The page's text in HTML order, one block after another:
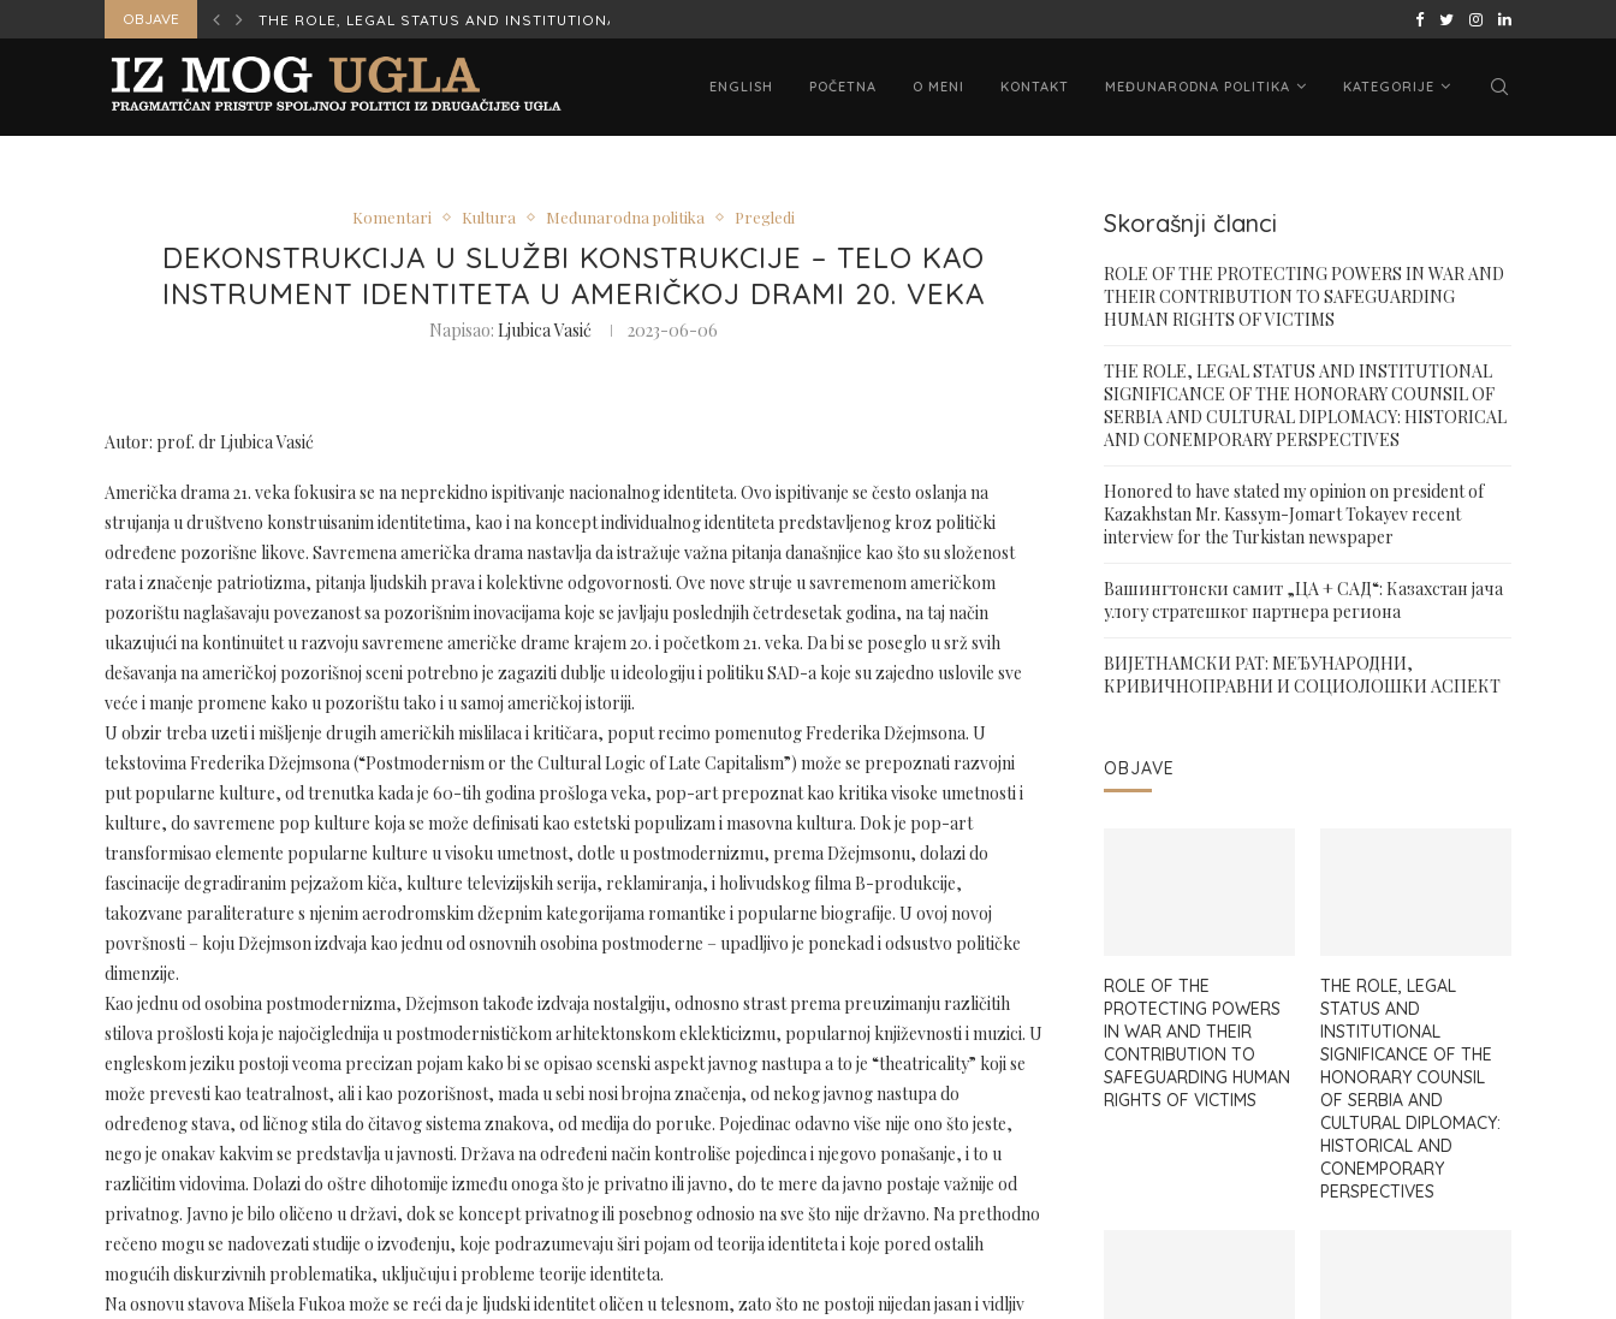
OBJAVE
SIGNIFICANCE OF...HONORED TO HAVE STATED MY OPINION ON PRESIDENT... ВИЈЕТНАМСКИ РАТ: МЕЂУНАРОДНИ,
ENGLISH POČETNA O MENI KONTAKT MEĐUNARODNA POLITIKA KATEGORIJE
Komentari Kultura Međunarodna politika Pregledi
DEKONSTRUKCIJA U SLUŽBI KONSTRUKCIJE – TELO KAO
INSTRUMENT IDENTITETA U AMERIČKOJ DRAMI 20. VEKA
Napisao:Ljubica Vasić 2023-06-06
Autor: prof. dr Ljubica Vasić
Američka drama 21. veka fokusira se na neprekidno ispitivanje nacionalnog identiteta. Ovo ispitivanje se često oslanja na
strujanja u društveno konstruisanim identitetima, kao i na koncept individualnog identiteta predstavljenog kroz politički
određene pozorišne likove. Savremena američka drama nastavlja da istražuje važna pitanja današnjice kao što su složenost
rata i značenje patriotizma, pitanja ljudskih prava i kolektivne odgovornosti. Ove nove struje u savremenom američkom
pozorištu naglašavaju povezanost sa pozorišnim inovacijama koje se javljaju poslednjih četrdesetak godina, na taj način
ukazujući na kontinuitet u razvoju savremene američke drame krajem 20. i početkom 21. veka. Da bi se poseglo u srž svih
dešavanja na američkoj pozorišnoj sceni potrebno je zagaziti dublje u ideologiju i politiku SAD-a koje su zajedno uslovile sve
veće i manje promene kako u pozorištu tako i u samoj američkoj istoriji.
U obzir treba uzeti i mišljenje drugih američkih mislilaca i kritičara, poput recimo pomenutog Frederika Džejmsona. U
tekstovima Frederika Džejmsona (“Postmodernism or the Cultural Logic of Late Capitalism”) može se prepoznati razvojni
put popularne kulture, od trenutka kada je 60-tih godina prošloga veka, pop-art prepoznat kao kritika visoke umetnosti i
kulture, do savremene pop kulture koja se može definisati kao estetski populizam i masovna kultura. Dok je pop-art
transformisao elemente popularne kulture u visoku umetnost, dotle u postmodernizmu, prema Džejmsonu, dolazi do
fascinacije degradiranim pejzažom kiča, kulture televizijskih serija, reklamiranja, i holivudskog filma B-produkcije,
takozvane paraliterature s njenim aerodromskim džepnim kategorijama romantike i popularne biografije. U ovoj novoj
površnosti – koju Džejmson izdvaja kao jednu od osnovnih osobina postmoderne – upadljivo je ponekad i odsustvo političke
dimenzije.
Kao jednu od osobina postmodernizma, Džejmson takođe izdvaja nostalgiju, odnosno strast prema preuzimanju različitih
stilova prošlosti koja je najočiglednija u postmodernističkom arhitektonskom eklekticizmu, popularnoj književnosti i muzici. U
engleskom jeziku postoji veoma precizan pojam kako bi se opisao scenski aspekt javnog nastupa a to je “theatricality” koji se
može prevesti kao teatralnost, ali i kao pozorišnost, mada u sebi nosi brojna značenja, od nekog javnog nastupa do
određenog stava, od ličnog stila do čitavog sistema znakova, od medija do poruke. Pojedinac odavno više nije ono što jeste,
nego je onakav kakvim se predstavlja u javnosti. Država na određeni način kontroliše pojedinca i njegovo ponašanje, i to u
različitim vidovima. Dolazi do oštre dihotomije između onoga što je privatno ili javno, do te mere da javno postaje važnije od
privatnog. Javno je bilo oličeno u državi, dok se koncept privatnog ili posebnog odnosio na sve što nije državno. Na prethodno
rečeno mogu se nadovezati studije o izvođenju, koje podrazumevaju širi pojam od teorija identiteta i koje pored ostalih
mogućih diskurzivnih problematika, uključuju i probleme teorije identiteta.
Na osnovu stavova Mišela Fukoa može se reći da je ljudski identitet oličen u telesnom, zato što ne postoji nijedan jasan i vidljiv
Skorašnji članci
ROLE OF THE PROTECTING POWERS IN WAR AND
THEIR CONTRIBUTION TO SAFEGUARDING
HUMAN RIGHTS OF VICTIMS
THE ROLE, LEGAL STATUS AND INSTITUTIONAL
SIGNIFICANCE OF THE HONORARY COUNSIL OF
SERBIA AND CULTURAL DIPLOMACY: HISTORICAL
AND CONEMPORARY PERSPECTIVES
Honored to have stated my opinion on president of
Kazakhstan Mr. Kassym-Jomart Tokayev recent
interview for the Turkistan newspaper
Вашингтонски самит „ЦА + САД“: Казахстан јача
улогу стратешког партнера региона
ВИЈЕТНАМСКИ РАТ: МЕЂУНАРОДНИ,
КРИВИЧНОПРАВНИ И СОЦИОЛОШКИ АСПЕКТ
OBJAVE
ROLE OF THE
PROTECTING POWERS
IN WAR AND THEIR
CONTRIBUTION TO
SAFEGUARDING HUMAN
RIGHTS OF VICTIMS
THE ROLE, LEGAL
STATUS AND
INSTITUTIONAL
SIGNIFICANCE OF THE
HONORARY COUNSIL
OF SERBIA AND
CULTURAL DIPLOMACY:
HISTORICAL AND
CONEMPORARY
PERSPECTIVES